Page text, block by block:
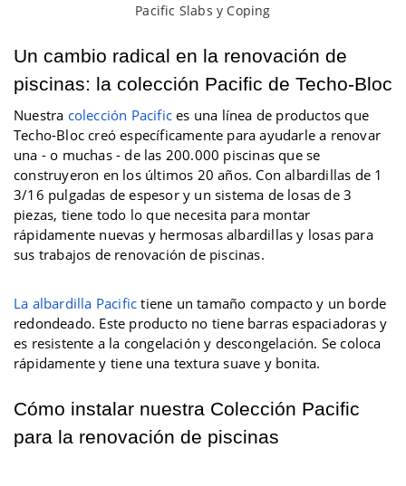
Pacific Slabs y Coping
Un cambio radical en la renovación de
piscinas: la colección Pacific de Techo-Bloc
Nuestra colección Pacific es una línea de productos que
Techo-Bloc creó específicamente para ayudarle a renovar
una - o muchas - de las 200.000 piscinas que se
construyeron en los últimos 20 años. Con albardillas de 1
3/16 pulgadas de espesor y un sistema de losas de 3
piezas, tiene todo lo que necesita para montar
rápidamente nuevas y hermosas albardillas y losas para
sus trabajos de renovación de piscinas.
La albardilla Pacific tiene un tamaño compacto y un borde
redondeado. Este producto no tiene barras espaciadoras y
es resistente a la congelación y descongelación. Se coloca
rápidamente y tiene una textura suave y bonita.
Cómo instalar nuestra Colección Pacific
para la renovación de piscinas